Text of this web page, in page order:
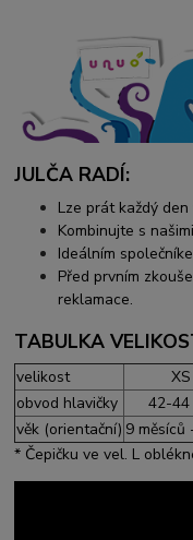
JULČA RADÍ:
Lze prát každý
Kombinujte s
Ideálním
Před prvním
reklamace.
TABULKA
velikost XS
obvod hlavičky
42-44
věk (orientační) 9 měsíců
* Čepičku ve vel. L